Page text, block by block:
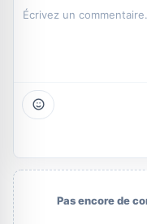
Pas encore de